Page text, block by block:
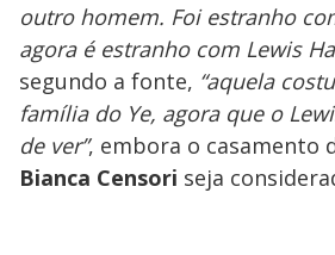
outro homem. Foi estranho
agora é estranho com Lewis
segundo a fonte, “aquela
família do Ye, agora que o
de ver”, embora o casamento
Bianca Censori seja